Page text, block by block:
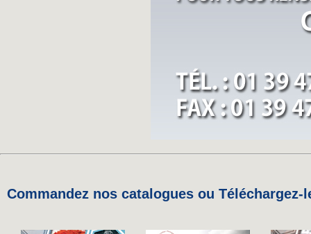
Commandez nos catalogues ou